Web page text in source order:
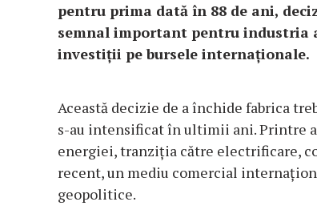
pentru prima dată în 88 de ani,
semnal important pentru industria
investiții pe bursele internaționale.
Această decizie de a închide fabrica
s-au intensificat în ultimii ani. Printre
energiei, tranziția către electrificare,
recent, un mediu comercial
geopolitice.